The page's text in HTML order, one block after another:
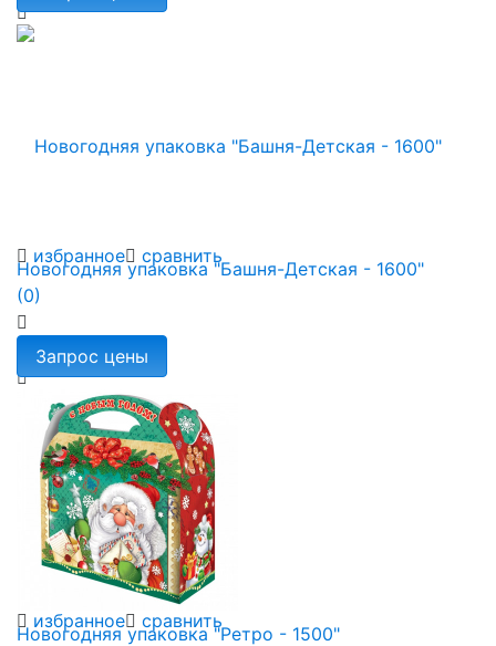
избранное сравнить
избранное сравнить
Новогодняя упаковка "Башня-Детская - 1600"
(0)
Новогодняя упаковка "Ретро - 1500"